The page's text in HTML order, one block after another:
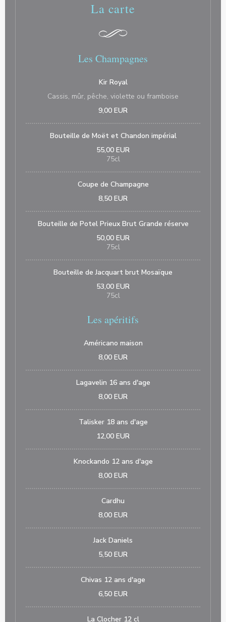
La carte
Les Champagnes
Kir Royal
Cassis, mûr, pêche, violette ou framboise
9,00 EUR
Bouteille de Moët et Chandon impérial
55,00 EUR
75cl
Coupe de Champagne
8,50 EUR
Bouteille de Potel Prieux Brut Grande réserve
50,00 EUR
75cl
Bouteille de Jacquart brut Mosaïque
53,00 EUR
75cl
Les apéritifs
Américano maison
8,00 EUR
Lagavelin 16 ans d'age
8,00 EUR
Talisker 18 ans d'age
12,00 EUR
Knockando 12 ans d'age
8,00 EUR
Cardhu
8,00 EUR
Jack Daniels
5,50 EUR
Chivas 12 ans d'age
6,50 EUR
La Clocher 12 cl